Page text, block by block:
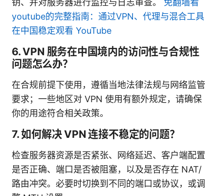
钥、并对服务器进行监控与日志审查。 免翻墙看
youtube的完整指南：通过VPN、代理与混合工具
在中国稳定观看 YouTube
6. VPN 服务在中国境内的访问性与合规性
问题怎么办？
在合规前提下使用，遵循当地法律法规与网络监管
要求；一些地区对 VPN 使用有额外规定，请确保
你的用途符合相关政策。
7. 如何解决 VPN 连接不稳定的问题？
检查服务器资源是否紧张、网络延迟、客户端配置
是否正确、端口是否被阻塞，以及是否存在 NAT/
路由冲突。必要时切换到不同的端口或协议，或调